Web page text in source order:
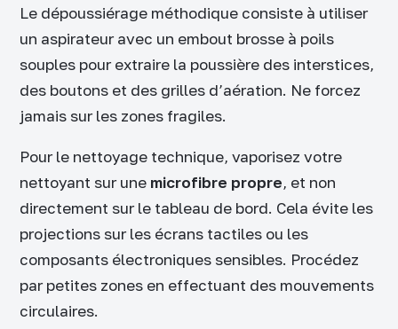
Le dépoussiérage méthodique consiste à utiliser
un aspirateur avec un embout brosse à poils
souples pour extraire la poussière des interstices,
des boutons et des grilles d’aération. Ne forcez
jamais sur les zones fragiles.
Pour le nettoyage technique, vaporisez votre
nettoyant sur une microfibre propre, et non
directement sur le tableau de bord. Cela évite les
projections sur les écrans tactiles ou les
composants électroniques sensibles. Procédez
par petites zones en effectuant des mouvements
circulaires.